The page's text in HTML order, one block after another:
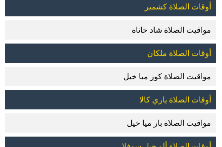
أوقات الصلاة كشمير
مواقيت الصلاة شاد خاناه
أوقات الصلاة ملكان
مواقيت الصلاة كوز ميا خيل
أوقات الصلاة ياري كالا
مواقيت الصلاة بار ميا خيل